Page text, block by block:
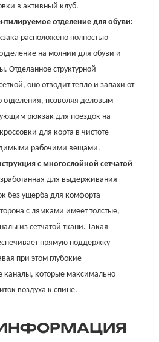
в активный клуб.
отделение для обуви:
расположено полностью
на молнии для обуви и
Отделанное структурной
оно отводит тепло и запахи от
отделения, позволяя деловым
рюкзак для поездок на
для корта в чистоте
рабочими вещами.
с многослойной сетчатой
для выдерживания
без ущерба для комфорта
с лямками имеет толстые,
из сетчатой ​​ткани. Такая
прямую поддержку
при этом глубокие
каналы, которые максимально
воздуха к спине.